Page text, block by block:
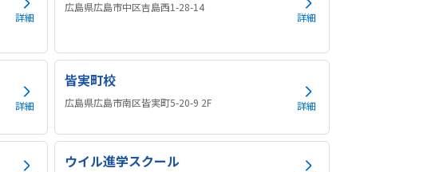
詳細
広島県広島市中区吉島西1-28-14
詳細
詳細
皆実町校
広島県広島市南区皆実町5-20-9 2F 詳細
ウイル進学スクール